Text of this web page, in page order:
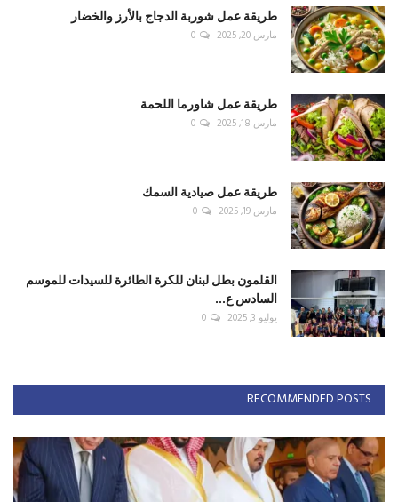
طريقة عمل شوربة الدجاج بالأرز والخضار
مارس 20, 2025 0
طريقة عمل شاورما اللحمة
مارس 18, 2025 0
طريقة عمل صيادية السمك
مارس 19, 2025 0
القلمون بطل لبنان للكرة الطائرة للسيدات للموسم
السادس ع...
يوليو 3, 2025 0
RECOMMENDED POSTS